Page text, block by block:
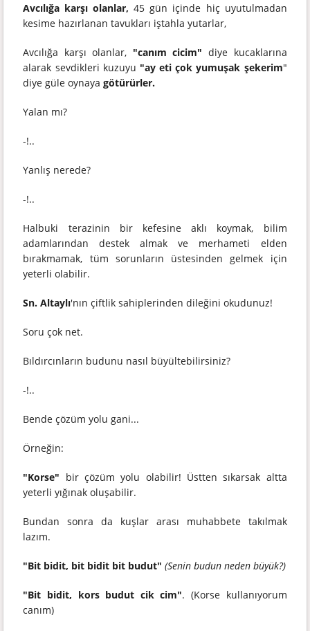
Avcılığa karşı olanlar, 45 gün içinde hiç uyutulmadan
kesime hazırlanan tavukları iştahla yutarlar,
Avcılığa karşı olanlar, "canım cicim" diye kucaklarına
alarak sevdikleri kuzuyu "ay eti çok yumuşak şekerim"
diye güle oynayagötürürler.
Yalan mı?
-!..
Yanlış nerede?
-!..
Halbuki terazinin bir kefesine aklı koymak, bilim
adamlarından destek almak ve merhameti elden
bırakmamak, tüm sorunların üstesinden gelmek için
yeterli olabilir.
Sn. Altaylı'nın çiftlik sahiplerinden dileğini okudunuz!
Soru çok net.
Bıldırcınların budunu nasıl büyültebilirsiniz?
-!..
Bende çözüm yolu gani...
Örneğin:
"Korse" bir çözüm yolu olabilir! Üstten sıkarsak altta
yeterli yığınak oluşabilir.
Bundan sonra da kuşlar arası muhabbete takılmak
lazım.
"Bit bidit, bit bidit bit budut" (Senin budun neden büyük?)
"Bit bidit, kors budut cik cim". (Korse kullanıyorum
canım)